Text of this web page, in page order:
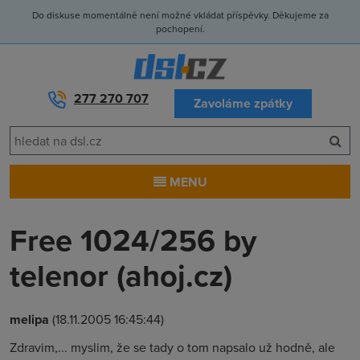
Do diskuse momentálně není možné vkládat příspěvky. Děkujeme za
pochopení.
277 270 707 Zavoláme zpátky
MENU
Free 1024/256 by
telenor (ahoj.cz)
melipa (18.11.2005 16:45:44)
Zdravim,... myslim, že se tady o tom napsalo už hodně, ale